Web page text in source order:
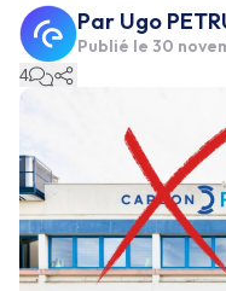
Par Ugo
Publié le 30
4